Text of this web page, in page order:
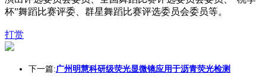
杯”舞蹈比赛评委、群星舞蹈比赛评选委员会委员等。
打赏
下一篇:广州明慧科研级荧光显微镜应用于沥青荧光检测